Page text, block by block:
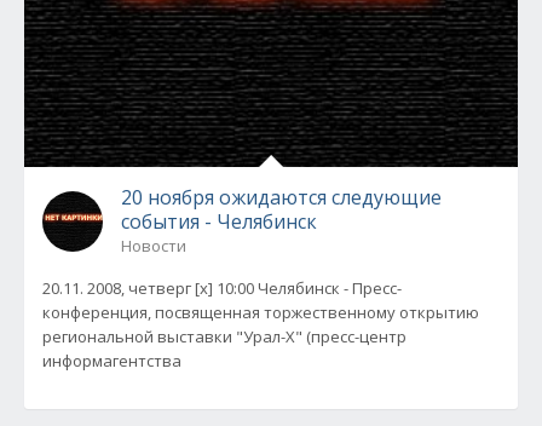
20 ноября ожидаются следующие
события - Челябинск
Новости
20.11. 2008, четверг [x] 10:00 Челябинск - Пресс-
конференция, посвященная торжественному открытию
региональной выставки "Урал-X" (пресс-центр
информагентства